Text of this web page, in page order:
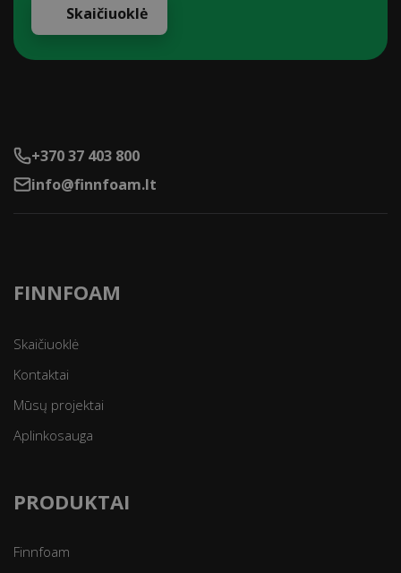
Skaičiuoklė
+370 37 403 800
info@finnfoam.lt
FINNFOAM
Skaičiuoklė
Kontaktai
Mūsų projektai
Aplinkosauga
PRODUKTAI
Finnfoam